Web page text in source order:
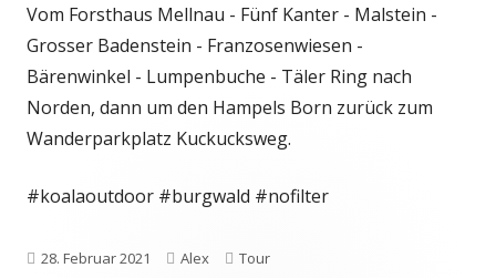
Vom Forsthaus Mellnau - Fünf Kanter - Malstein -
Grosser Badenstein - Franzosenwiesen -
Bärenwinkel - Lumpenbuche - Täler Ring nach
Norden, dann um den Hampels Born zurück zum
Wanderparkplatz Kuckucksweg.
#koalaoutdoor #burgwald #nofilter
Veröffentlicht
28. Februar 2021 Autor
Alex Kategorien
Tour